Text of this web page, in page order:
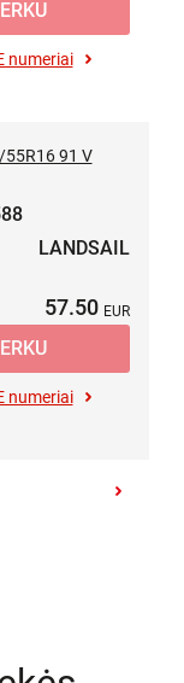
numeriai
91 V
LANDSAIL
57.50
numeriai